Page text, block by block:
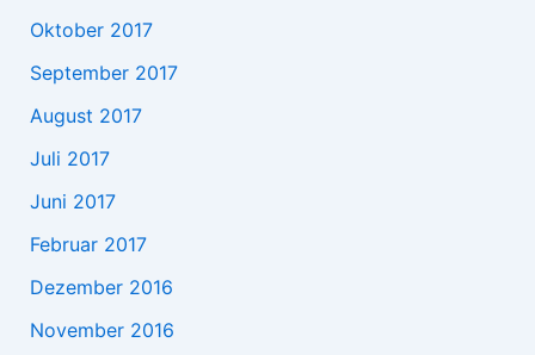
Oktober 2017
September 2017
August 2017
Juli 2017
Juni 2017
Februar 2017
Dezember 2016
November 2016